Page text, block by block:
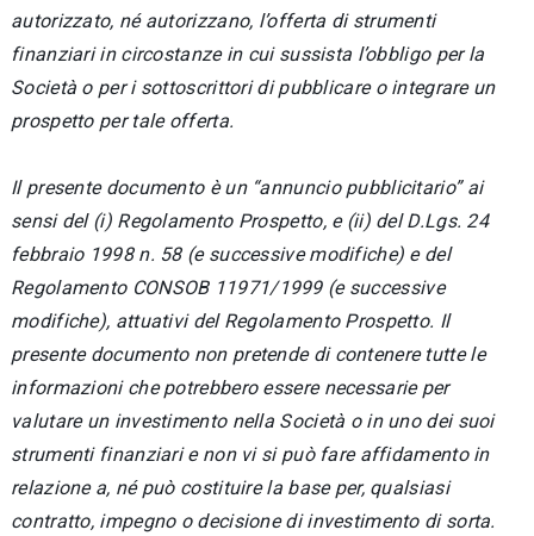
autorizzato, né autorizzano, l’offerta di strumenti
finanziari in circostanze in cui sussista l’obbligo per la
Società o per i sottoscrittori di pubblicare o integrare un
prospetto per tale offerta.
Il presente documento è un “annuncio pubblicitario” ai
sensi del (i) Regolamento Prospetto, e (ii) del D.Lgs. 24
febbraio 1998 n. 58 (e successive modifiche) e del
Regolamento CONSOB 11971/1999 (e successive
modifiche), attuativi del Regolamento Prospetto. Il
presente documento non pretende di contenere tutte le
informazioni che potrebbero essere necessarie per
valutare un investimento nella Società o in uno dei suoi
strumenti finanziari e non vi si può fare affidamento in
relazione a, né può costituire la base per, qualsiasi
contratto, impegno o decisione di investimento di sorta.